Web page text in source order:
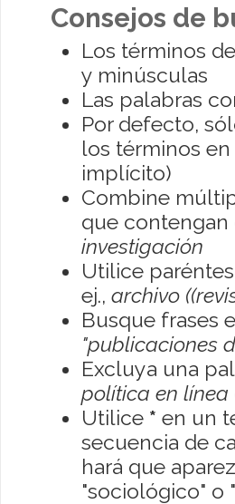
Consejos de
Los términos
y minúsculas
Las palabras
Por defecto,
los términos
implícito)
Combine
que contengan
investigación
Utilice
ej., archivo
Busque frases
"publicaciones
Excluya una
política en línea
Utilice * en un
secuencia de
hará que
"sociológico" o